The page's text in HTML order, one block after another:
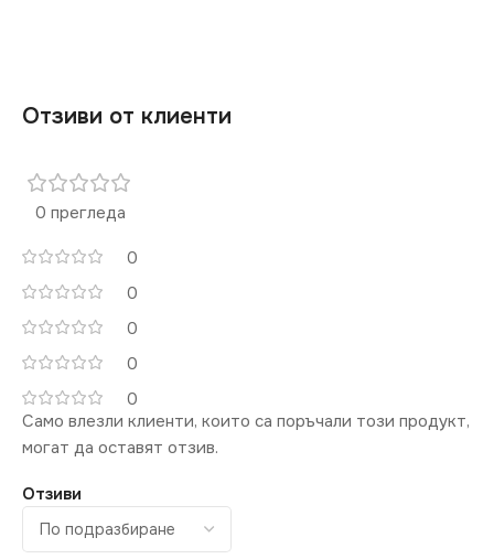
Отзиви от клиенти
0 прегледа
0
0
0
0
0
Отзиви
Само влезли клиенти, които са поръчали този продукт,
могат да оставят отзив.